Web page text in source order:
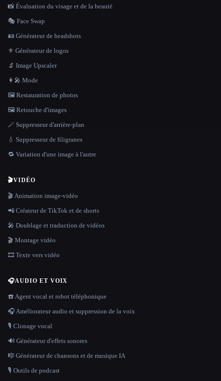
📸 Évaluation du visage et de la beauté
🎭 Face Swap
🪪 Générateur de headshots
⚜️ Générateur de logos
🔬 Image Upscaler
👩‍🎤 Mode
🖼️ Restauration de photos
🖼️ Retouche d'images
🪄 Suppresseur d'arrière-plan
💧 Suppresseur de filigranes
🔁 Variation d'une image à l'autre
🎬VIDÉO
🎬 Animation image-vidéo
📲 Créateur de TikTok et de shorts
🎤 Doublage et traduction de vidéos
🎬 Montage vidéo
🎞️ Texte vers vidéo
🎧AUDIO ET VOIX
☎️ Agent vocal et robot téléphonique
🎧 Améliorateur audio et suppression de la voix
🎙️ Clonage vocal
🔊 Générateur d'effets sonores
🎼 Générateur de chansons et de musique IA
🎙️ Outils de podcast